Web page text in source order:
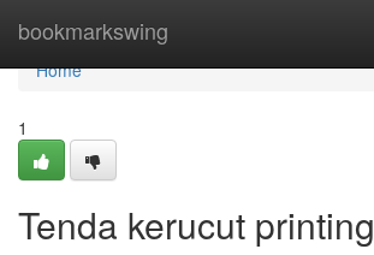
bookmarkswing
Home
Home
1
Tenda kerucut printing